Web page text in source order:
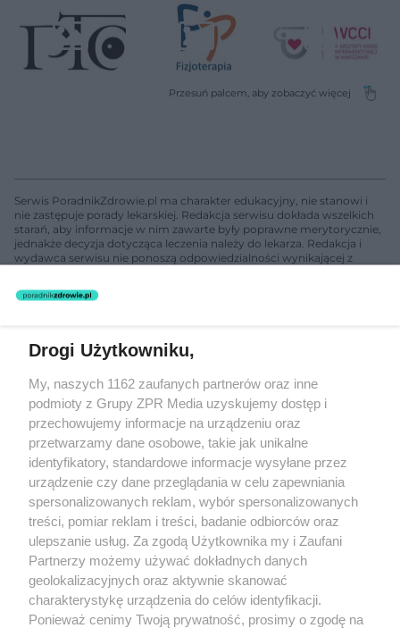
Serwis PoradnikZdrowie.pl ma charakter edukacyjny, nie stanowi i
nie zastępuje porady lekarskiej. Redakcja serwisu dokłada wszelkich
starań, aby informacje w nim zawarte były poprawne merytorycznie,
jednakże decyzja dotycząca leczenia należy do lekarza. Redakcja i
wydawca serwisu nie ponoszą odpowiedzialności wynikającej z
świadczeń zdrowotnych w rozumieniu art. 3 ust 1 ustawy o
rozpowszechniany lub dalej rozpowszechniany w jakikolwiek sposób
(w tym także elektroniczny lub mechaniczny) na jakimkolwiek polu
eksploatacji w jakiejkolwiek formie, włącznie z umieszczaniem w
Internecie bez pisemnej zgody właściciela praw. Jakiekolwiek użycie
lub wykorzystanie utworów w całości lub w części z naruszeniem
prawa, tzn. bez właściwej zgody, jest zabronione pod groźbą kary i
może być ścigane prawnie.
O nas
Drogi Użytkowniku,
My, naszych 1162 zaufanych partnerów oraz inne
podmioty z Grupy ZPR Media uzyskujemy dostęp i
przechowujemy informacje na urządzeniu oraz
przetwarzamy dane osobowe, takie jak unikalne
identyfikatory, standardowe informacje wysyłane przez
urządzenie czy dane przeglądania w celu zapewniania
spersonalizowanych reklam, wybór spersonalizowanych
treści, pomiar reklam i treści, badanie odbiorców oraz
ulepszanie usług. Za zgodą Użytkownika my i Zaufani
Partnerzy możemy używać dokładnych danych
geolokalizacyjnych oraz aktywnie skanować
charakterystykę urządzenia do celów identyfikacji.
Ponieważ cenimy Twoją prywatność, prosimy o zgodę na